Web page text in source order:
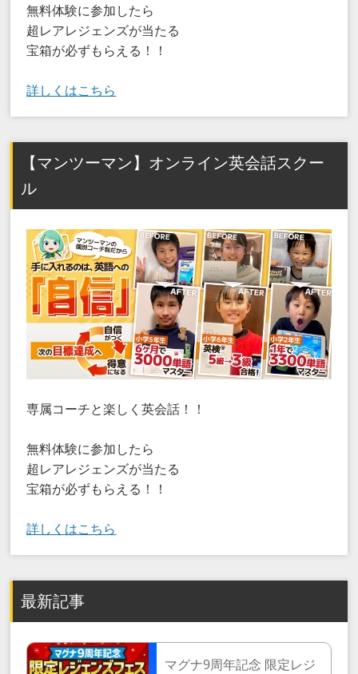
無料体験に参加したら
超レアレジェンズが当たる
宝箱が必ずもらえる！！
詳しくはこちら
【マンツーマン】オンライン英会話スクー
ル
専属コーチと楽しく英会話！！
無料体験に参加したら
超レアレジェンズが当たる
宝箱が必ずもらえる！！
詳しくはこちら
最新記事
マグナ9周年記念 限定レジ